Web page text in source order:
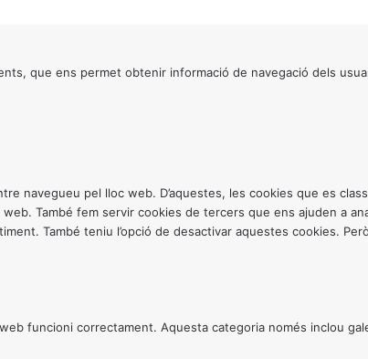
que ens permet obtenir informació de navegació dels
navegueu pel lloc web. D’aquestes, les cookies que es
També fem servir cookies de tercers que ens ajuden a
També teniu l’opció de desactivar aquestes cookies.
funcioni correctament. Aquesta categoria només inclou